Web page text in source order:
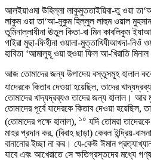
আলইয়াওমা উহিল্লা লাকুমুততাইয়িবা-তু ওয়া
লাকুম ওয়া তা‘আ-মুকুম হিল্লুল লাহুম ওয়াল
তুমিনাল্লাযীনা ঊতুল কিতা-বা মিন কাবলিকুম
গাইরা মুছা-ফিহীনা ওয়ালা-মুত্তাখিযীআখদা-নিওঁ
হাবিতা ‘আমালুহূ ওয়া হুওয়া ফিল আ-খিরাতি মিনাল
আজ তোমাদের জন্য উপাদেয় বস্তুসমূহ হালাল
যাদেরকে কিতাব দেওয়া হয়েছিল, তাদের
তোমাদের খাদ্যদ্রব্যও তাদের জন্য হালাল। আর
তোমাদের পূর্বে যাদেরকে কিতাব দেওয়া হয়েছিল,
(তোমাদের পক্ষে হালাল), ১০ যদি তোমরা
মাহর প্রদান কর, (বিবাহ ছাড়া) কেবল ইন্দ্রিয়-
বানানোর ইচ্ছা না কর। যে-কেউ ঈমান
যাবে এবং আখেরাতে সে ক্ষতিগ্রস্তদের মধ্যে